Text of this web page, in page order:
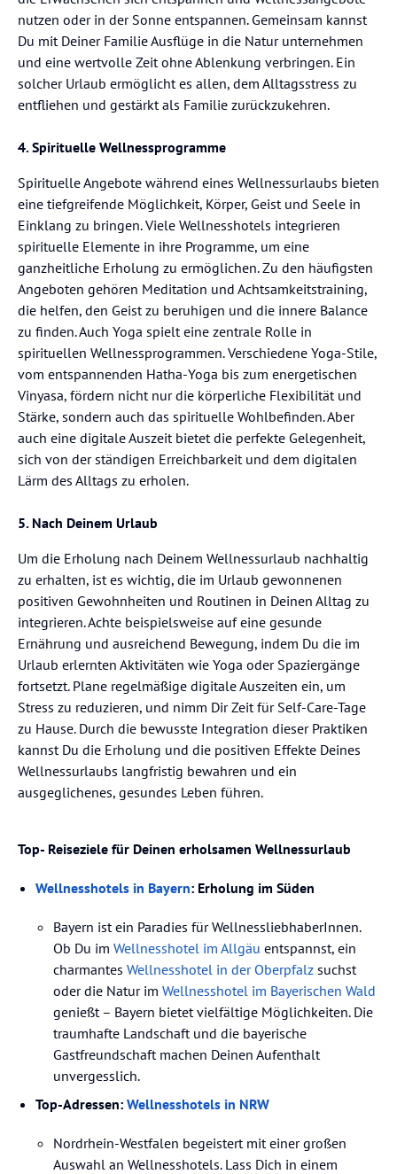
nutzen oder in der Sonne entspannen. Gemeinsam kannst
Du mit Deiner Familie Ausflüge in die Natur unternehmen
und eine wertvolle Zeit ohne Ablenkung verbringen. Ein
solcher Urlaub ermöglicht es allen, dem Alltagsstress zu
entfliehen und gestärkt als Familie zurückzukehren.
4. Spirituelle Wellnessprogramme
Spirituelle Angebote während eines Wellnessurlaubs bieten
eine tiefgreifende Möglichkeit, Körper, Geist und Seele in
Einklang zu bringen. Viele Wellnesshotels integrieren
spirituelle Elemente in ihre Programme, um eine
ganzheitliche Erholung zu ermöglichen. Zu den häufigsten
Angeboten gehören Meditation und Achtsamkeitstraining,
die helfen, den Geist zu beruhigen und die innere Balance
zu finden. Auch Yoga spielt eine zentrale Rolle in
spirituellen Wellnessprogrammen. Verschiedene Yoga-Stile,
vom entspannenden Hatha-Yoga bis zum energetischen
Vinyasa, fördern nicht nur die körperliche Flexibilität und
Stärke, sondern auch das spirituelle Wohlbefinden. Aber
auch eine digitale Auszeit bietet die perfekte Gelegenheit,
sich von der ständigen Erreichbarkeit und dem digitalen
Lärm des Alltags zu erholen.
5. Nach Deinem Urlaub
Um die Erholung nach Deinem Wellnessurlaub nachhaltig
zu erhalten, ist es wichtig, die im Urlaub gewonnenen
positiven Gewohnheiten und Routinen in Deinen Alltag zu
integrieren. Achte beispielsweise auf eine gesunde
Ernährung und ausreichend Bewegung, indem Du die im
Urlaub erlernten Aktivitäten wie Yoga oder Spaziergänge
fortsetzt. Plane regelmäßige digitale Auszeiten ein, um
Stress zu reduzieren, und nimm Dir Zeit für Self-Care-Tage
zu Hause. Durch die bewusste Integration dieser Praktiken
kannst Du die Erholung und die positiven Effekte Deines
Wellnessurlaubs langfristig bewahren und ein
ausgeglichenes, gesundes Leben führen.
Top- Reiseziele für Deinen erholsamen Wellnessurlaub
Wellnesshotels in Bayern: Erholung im Süden
Bayern ist ein Paradies für WellnessliebhaberInnen.
Ob Du im Wellnesshotel im Allgäu entspannst, ein
charmantes Wellnesshotel in der Oberpfalz suchst
oder die Natur im Wellnesshotel im Bayerischen Wald
genießt – Bayern bietet vielfältige Möglichkeiten. Die
traumhafte Landschaft und die bayerische
Gastfreundschaft machen Deinen Aufenthalt
unvergesslich.
Top-Adressen: Wellnesshotels in NRW
Nordrhein-Westfalen begeistert mit einer großen
Auswahl an Wellnesshotels. Lass Dich in einem